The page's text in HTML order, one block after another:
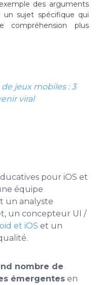
des arguments
un sujet spécifique qui
compréhension plus
jeux mobiles : 3
viral
pour iOS et
équipe
un analyste
un concepteur UI /
et iOS et un
nombre de
émergentes en